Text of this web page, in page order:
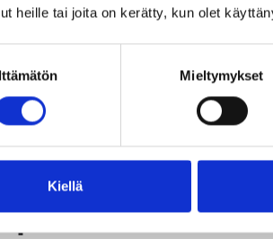
heille tai joita on kerätty, kun olet
Mieltymykset
Kiellä
ja mitä se
keräämisellä.
sijainnit. Käytössämme
dokumentaation
rakentamisen aloitusta
palvelualue